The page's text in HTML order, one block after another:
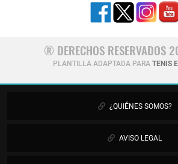
® DERECHOS RESERVADOS
PLANTILLA ADAPTADA PARA TENIS
¿QUIÉNES SOMOS?
AVISO LEGAL